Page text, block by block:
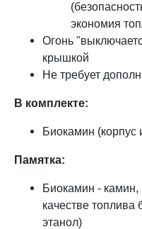
экономия
​Огонь
крышкой
Не требует
В комплекте:
Биокамин (корпус
Памятка:
Биокамин -
качестве топлива
этанол)